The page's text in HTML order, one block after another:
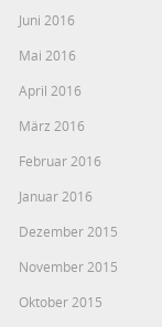
Juni 2016
Mai 2016
April 2016
März 2016
Februar 2016
Januar 2016
Dezember 2015
November 2015
Oktober 2015